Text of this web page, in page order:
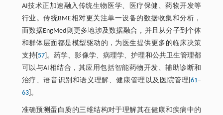
AI技术正加速融入传统生物医学、医疗保健、药物开发等
行业。传统BME相对更关注单一设备的数据收集和分析，
而数据EngMed则更多地涉及数据融合，并且从分子到个体
和群体层面都是模型驱动的，为医生提供更多的临床决策
支持[ 57]。药学、影像学、病理学、护理和公共卫生管理都
可以与AI相结合，其应用包括智能药物开发、辅助诊断和
治疗、语音识别和语义理解、健康管理以及医院管理[61‒
63]。
准确预测蛋白质的三维结构对于理解其在健康和疾病中的